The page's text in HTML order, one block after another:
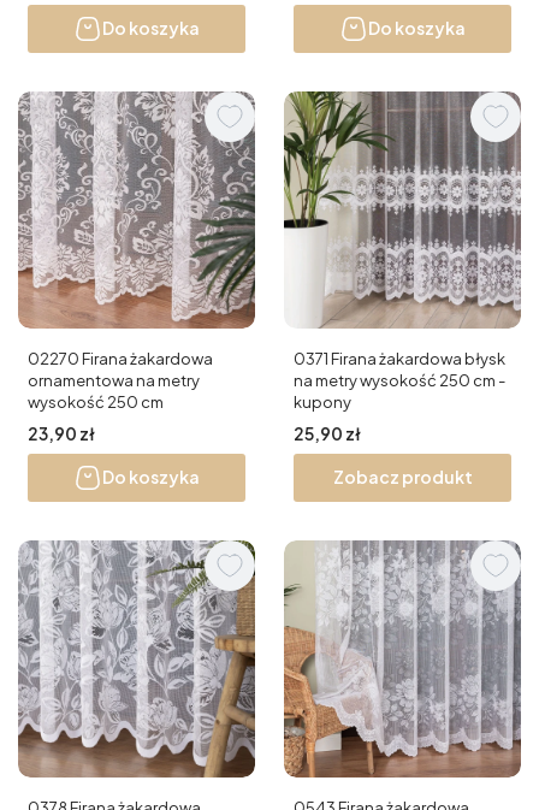
Do koszyka Do koszyka
02270 Firana żakardowa
ornamentowa na metry
wysokość 250 cm
Cena
23,90 zł
Do koszyka
0371 Firana żakardowa błysk
na metry wysokość 250 cm -
kupony
Cena
25,90 zł
Zobacz produkt